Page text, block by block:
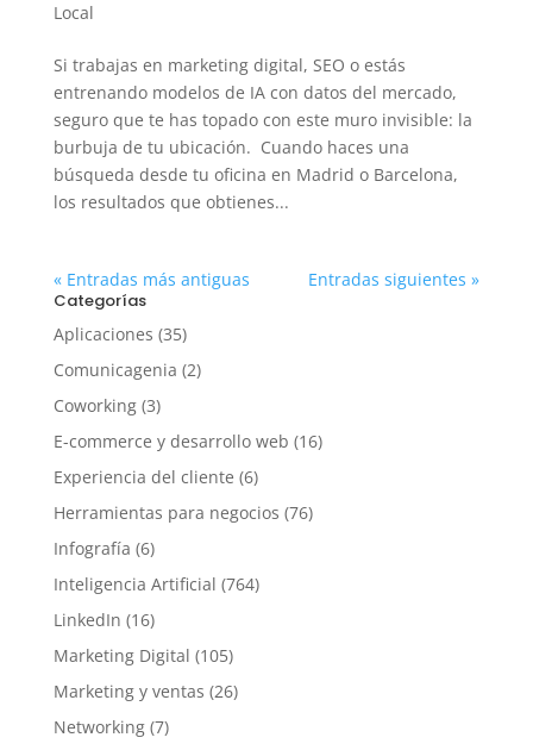
Local
Si trabajas en marketing digital, SEO o estás
entrenando modelos de IA con datos del mercado,
seguro que te has topado con este muro invisible: la
burbuja de tu ubicación. Cuando haces una
búsqueda desde tu oficina en Madrid o Barcelona,
los resultados que obtienes...
« Entradas más antiguas
Entradas siguientes »
Categorías
Aplicaciones (35)
Comunicagenia (2)
Coworking(3)
E-commerce y desarrollo web (16)
Experiencia del cliente (6)
Herramientas para negocios (76)
Infografía (6)
Inteligencia Artificial (764)
LinkedIn (16)
Marketing Digital (105)
Marketing y ventas (26)
Networking(7)